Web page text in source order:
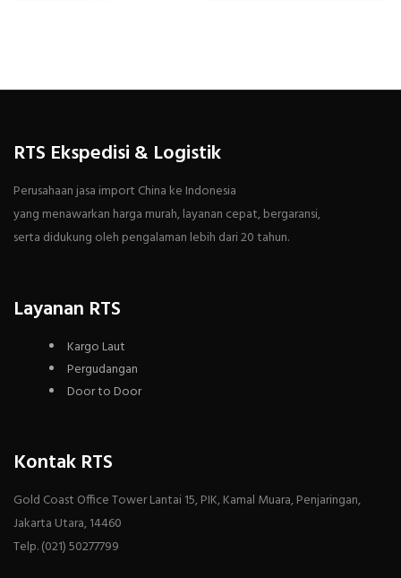
RTS Ekspedisi & Logistik
Perusahaan jasa import China ke Indonesia
yang menawarkan harga murah, layanan cepat, bergaransi,
serta didukung oleh pengalaman lebih dari 20 tahun.
Layanan RTS
Kargo Laut
Pergudangan
Door to Door
Kontak RTS
Gold Coast Office Tower Lantai 15, PIK, Kamal Muara, Penjaringan,
Jakarta Utara, 14460
Telp. (021) 50277799